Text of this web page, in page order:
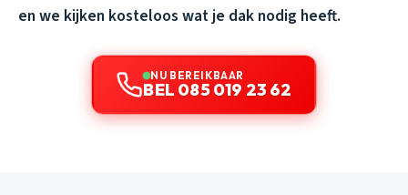
en we kijken kosteloos wat je dak nodig heeft.
NU BEREIKBAAR
BEL 085 019 23 62